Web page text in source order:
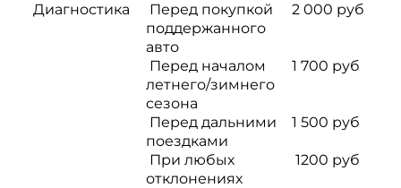
Диагностика
Перед покупкой
поддержанного
авто
2 000 руб
Перед началом
летнего/зимнего
сезона
1 700 руб
Перед дальними
поездками
1 500 руб
При любых
отклонениях
1200 руб